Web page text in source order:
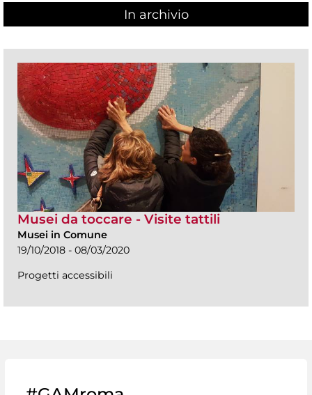
In archivio
Musei da toccare - Visite tattili
Musei in Comune
19/10/2018 - 08/03/2020
Progetti accessibili